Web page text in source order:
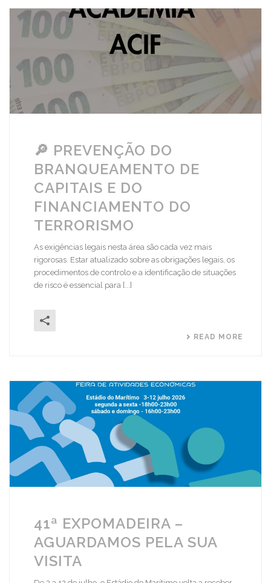
🔎 PREVENÇÃO DO
BRANQUEAMENTO DE
CAPITAIS E DO
FINANCIAMENTO DO
TERRORISMO
As exigências legais nesta área são cada vez mais
rigorosas. Estar atualizado sobre as obrigações legais, os
procedimentos de controlo e a identificação de situações
de risco é essencial para [...]
READ MORE
41ª EXPOMADEIRA –
AGUARDAMOS PELA SUA
VISITA